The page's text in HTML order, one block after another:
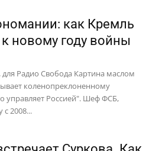
как Кремль
новому году войны
Радио Свобода Картина маслом
коленопреклоненному
управляет Россией". Шеф ФСБ,
2008...